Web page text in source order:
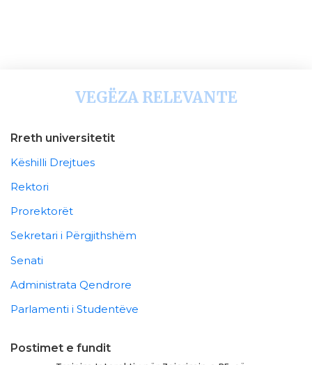
VEGËZA RELEVANTE
Rreth universitetit
Këshilli Drejtues
Rektori
Prorektorët
Sekretari i Përgjithshëm
Senati
Administrata Qendrore
Parlamenti i Studentëve
Postimet e fundit